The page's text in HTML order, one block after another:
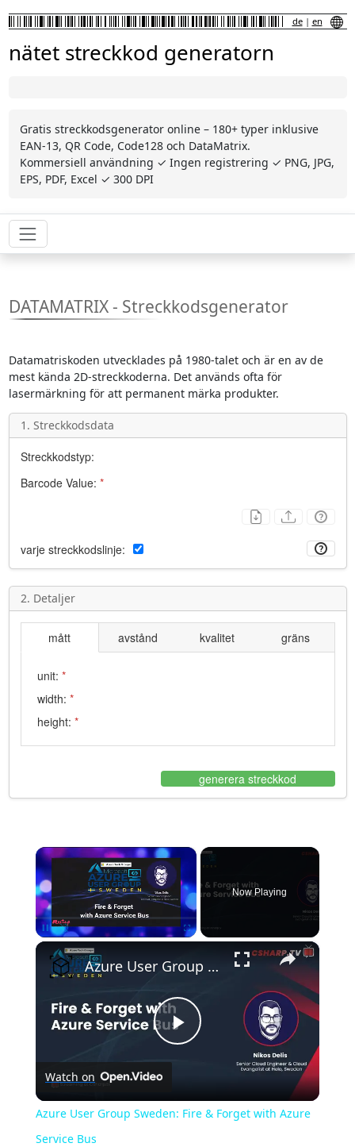
de| en
nätet streckkod generatorn
Gratis streckkodsgenerator online – 180+ typer inklusive
EAN-13, QR Code, Code128 och DataMatrix.
Kommersiell användning ✓ Ingen registrering ✓ PNG, JPG,
EPS, PDF, Excel ✓ 300 DPI
DATAMATRIX - Streckkodsgenerator
Datamatriskoden utvecklades på 1980-talet och är en av de
mest kända 2D-streckkoderna. Det används ofta för
lasermärkning för att permanent märka produkter.
1. Streckkodsdata
Streckkodstyp:
Barcode Value: *
varje streckkodslinje:
2. Detaljer
mått avstånd kvalitet gräns
unit: *
width: *
height: *
generera streckkod
×
Now Playing
×
Play
Video
Azure User Group Sweden: Fire & Forget with Azure Service Bus
Watch on
Azure User Group Sweden: Fire & Forget with Azure
Service Bus